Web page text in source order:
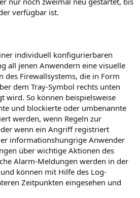
verfügbar ist.
individuell konfigurierbaren
all jenen Anwendern eine visuelle
des Firewallsystems, die in Form
dem Tray-Symbol rechts unten
wird. So können beispielsweise
und blockierte oder umbenannte
werden, wenn Regeln zur
wenn ein Angriff registriert
informationshungrige Anwender
über wichtige Aktionen des
Alarm-Meldungen werden in der
können mit Hilfe des Log-
Zeitpunkten eingesehen und